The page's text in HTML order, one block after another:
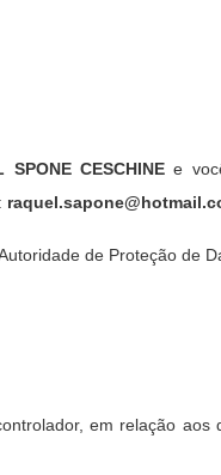
SPONE CESCHINEe
de Proteção de
em relação aos